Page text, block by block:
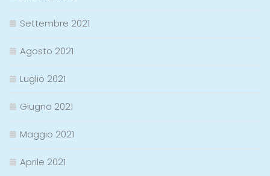
Settembre 2021
Agosto 2021
Luglio 2021
Giugno 2021
Maggio 2021
Aprile 2021